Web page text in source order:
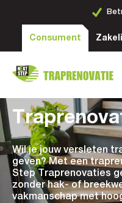
Consument
Wil je jouw versleten
geven? Met een
Step Traprenovaties
zonder hak- of
vakmanschap met